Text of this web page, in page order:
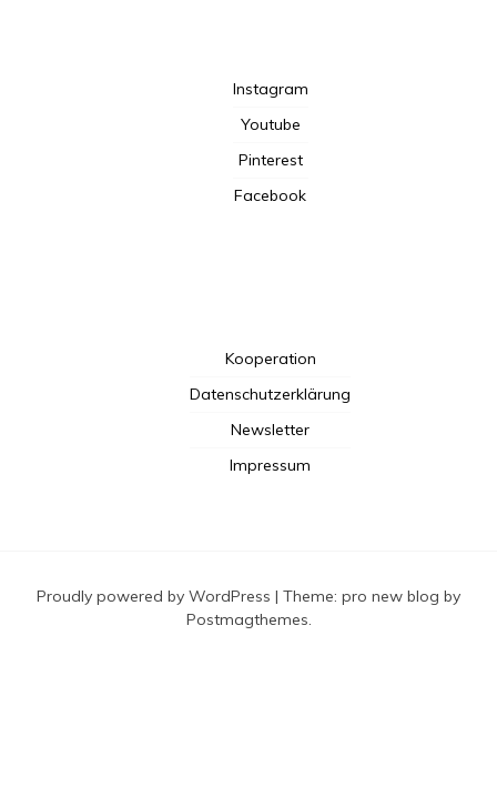
Instagram
Youtube
Pinterest
Facebook
Kooperation
Datenschutzerklärung
Newsletter
Impressum
Proudly powered by WordPress | Theme: pro new blog by
Postmagthemes.